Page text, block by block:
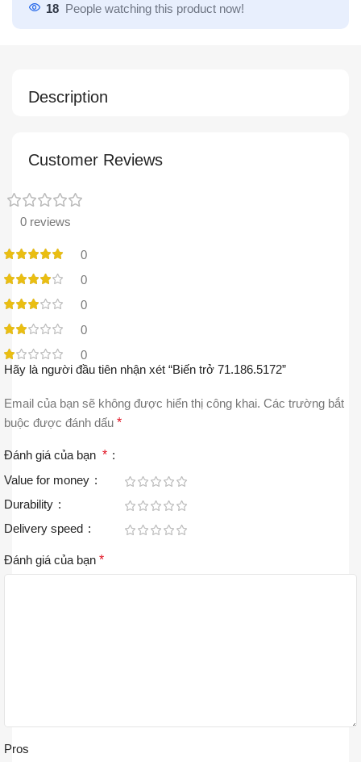
18 People watching this product now!
Description
Customer Reviews
0 reviews
0
0
0
0
0
Hãy là người đầu tiên nhận xét “Biến trở 71.186.5172”
Email của bạn sẽ không được hiển thị công khai. Các trường bắt
buộc được đánh dấu *
Đánh giá của bạn *
Value for money
Durability
Delivery speed
Đánh giá của bạn *
Pros